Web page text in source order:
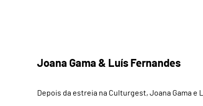
Joana Gama & Luís Fernandes
Depois da estreia na Culturgest, Joana Gama e